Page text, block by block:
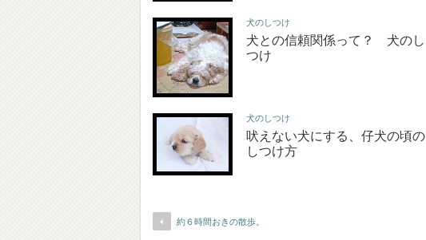
犬のしつけ
犬との信頼関係って？ 犬のし
つけ
犬のしつけ
吠えない犬にする、仔犬の頃の
しつけ方
約６時間おきの散歩。